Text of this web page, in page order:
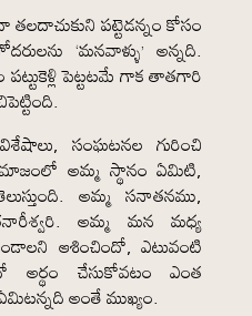
పట్టెడన్నం కోసం
‘మనవాళ్ళు’ అన్నది.
పెట్టటమే గాక తాతగారి
సంఘటనల గురించి
అమ్మ స్థానం ఏమిటి,
అమ్మ సనాతనము,
అమ్మ మన మధ్య
ఆశించిందో, ఎటువంటి
అర్థం చేసుకోవటం ఎంత
అంతే ముఖ్యం.